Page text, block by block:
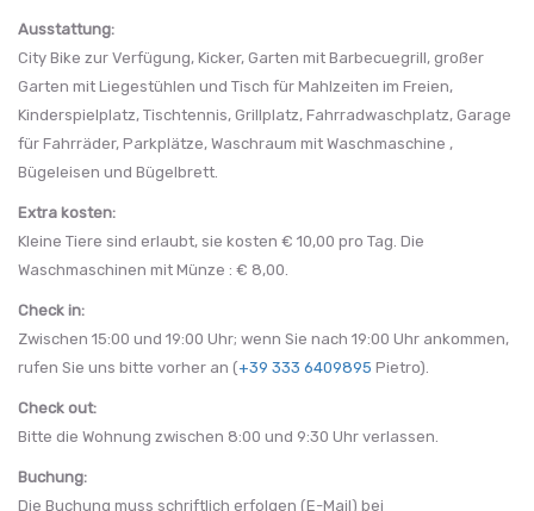
Ausstattung:
City Bike zur Verfügung, Kicker, Garten mit Barbecuegrill, großer
Garten mit Liegestühlen und Tisch für Mahlzeiten im Freien,
Kinderspielplatz, Tischtennis, Grillplatz, Fahrradwaschplatz, Garage
für Fahrräder, Parkplätze, Waschraum mit Waschmaschine ,
Bügeleisen und Bügelbrett.
Extra kosten:
Kleine Tiere sind erlaubt, sie kosten € 10,00 pro Tag. Die
Waschmaschinen mit Münze : € 8,00.
Check in:
Zwischen 15:00 und 19:00 Uhr; wenn Sie nach 19:00 Uhr ankommen,
rufen Sie uns bitte vorher an (+39 333 6409895 Pietro).
Check out:
Bitte die Wohnung zwischen 8:00 und 9:30 Uhr verlassen.
Buchung:
Die Buchung muss schriftlich erfolgen (E-Mail) bei